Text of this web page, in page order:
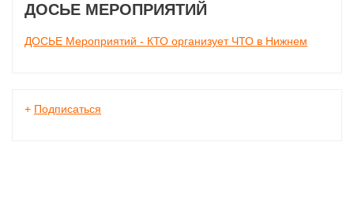
ДОСЬЕ МЕРОПРИЯТИЙ
ДОСЬЕ Мероприятий - КТО организует ЧТО в Нижнем
+ Подписаться